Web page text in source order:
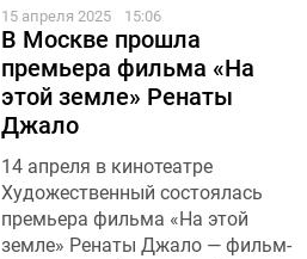
15 апреля 2025 15:06
В Москве прошла
премьера фильма «На
этой земле» Ренаты
Джало
14 апреля в кинотеатре
Художественный состоялась
премьера фильма «На этой
земле» Ренаты Джало — фильм-